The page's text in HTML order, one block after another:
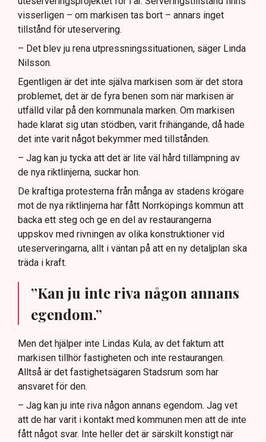
visserligen – om markisen tas bort – annars inget
tillstånd för uteservering.
– Det blev ju rena utpressningssituationen, säger Linda
Nilsson.
Egentligen är det inte själva markisen som är det stora
problemet, det är de fyra benen som när markisen är
utfälld vilar på den kommunala marken. Om markisen
hade klarat sig utan stödben, varit frihängande, då hade
det inte varit något bekymmer med tillstånden.
– Jag kan ju tycka att det är lite väl hård tillämpning av
de nya riktlinjerna, suckar hon.
De kraftiga protesterna från många av stadens krögare
mot de nya riktlinjerna har fått Norrköpings kommun att
backa ett steg och ge en del av restaurangerna
uppskov med rivningen av olika konstruktioner vid
uteserveringarna, allt i väntan på att en ny detaljplan ska
träda i kraft.
”Kan ju inte riva någon annans
egendom.”
Men det hjälper inte Lindas Kula, av det faktum att
markisen tillhör fastigheten och inte restaurangen.
Alltså är det fastighetsägaren Stadsrum som har
ansvaret för den.
– Jag kan ju inte riva någon annans egendom. Jag vet
att de har varit i kontakt med kommunen men att de inte
fått något svar. Inte heller det är särskilt konstigt när